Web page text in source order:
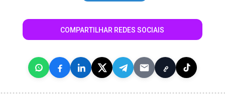
COMPARTILHAR REDES SOCIAIS